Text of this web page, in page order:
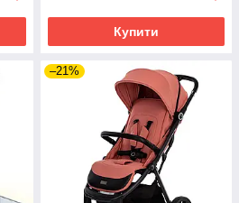
Купити
–21%